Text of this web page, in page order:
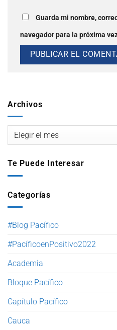
Archivos
Te Puede Interesar
Categorías
#Blog Pacífico
#PacíficoenPositivo2022
Academia
Bloque Pacífico
Capítulo Pacífico
Cauca
Guarda mi nombre,
navegador para la próxima